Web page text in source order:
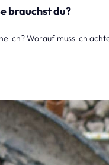
brauchst du?
ich? Worauf muss ich